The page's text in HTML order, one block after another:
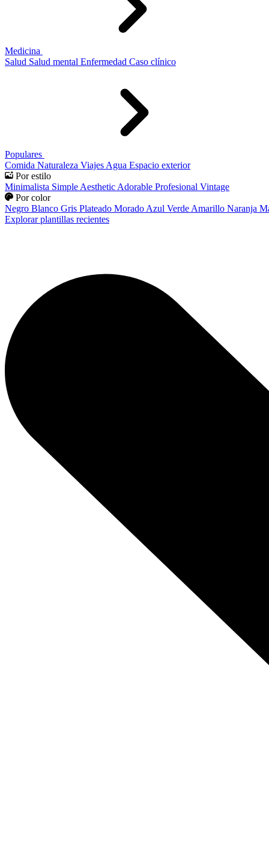
Medicina
Salud Salud mental Enfermedad Caso clínico
Populares
Comida Naturaleza Viajes Agua Espacio exterior
Por estilo
Minimalista Simple Aesthetic Adorable Profesional Vintage
Por color
Negro Blanco Gris Plateado Morado Azul Verde Amarillo Naranja
Explorar plantillas recientes